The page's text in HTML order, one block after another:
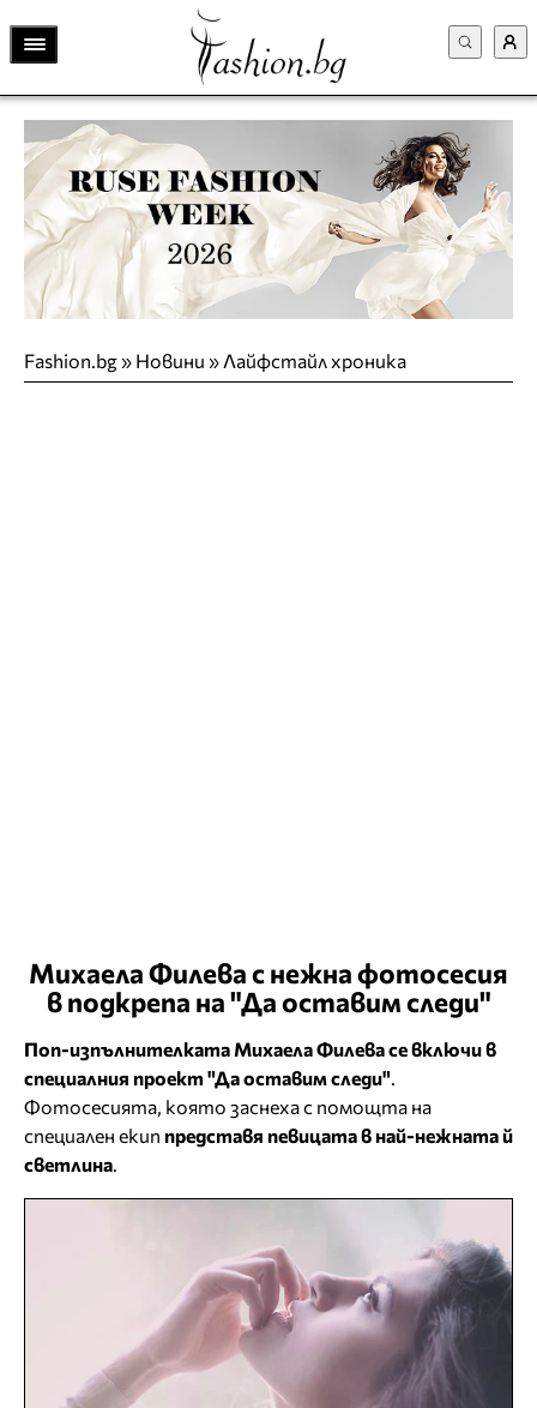
Fashion.bg» Новини » Лайфстайл хроника
Михаела Филева с нежна фотосесия
в подкрепа на "Да оставим следи"
Поп-изпълнителката Михаела Филева се включи в
специалния проект "Да оставим следи"
Фотосесията, която заснеха с помощта на
специален екип представя певицата в най-нежната й
светлина